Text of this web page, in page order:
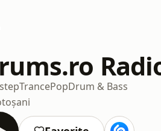
TrancePopDrum & Bass